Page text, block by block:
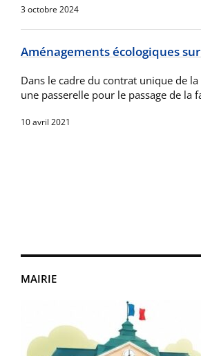
MAIRIE
3 octobre 2024
Aménagements écologiques
Dans le cadre du contrat unique de
une passerelle pour le passage de la
10 avril 2021